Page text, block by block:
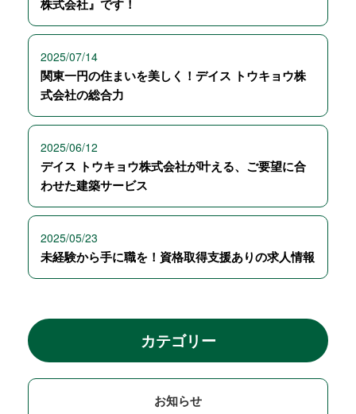
株式会社』です！
2025/07/14
関東一円の住まいを美しく！デイス トウキョウ株
式会社の総合力
2025/06/12
デイス トウキョウ株式会社が叶える、ご要望に合
わせた建築サービス
2025/05/23
未経験から手に職を！資格取得支援ありの求人情報
カテゴリー
お知らせ